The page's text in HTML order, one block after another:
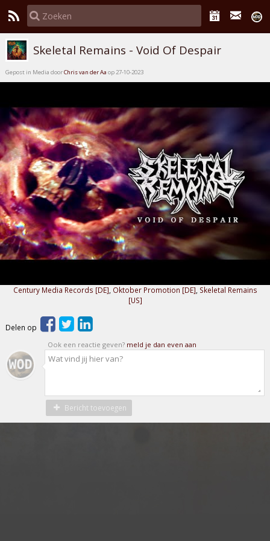
Skeletal Remains - Void Of Despair
Gepost in Media doorChris van der Aa op 27-10-2023
Century Media Records [DE] Oktober Promotion [DE] Skeletal Remains
[US]
Delen op
Ook een reactie geven? meld je dan even aan
Bericht toevoegen